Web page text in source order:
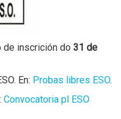
de inscrición do 31 de
En: Probas libres ESO.
Convocatoria pl ESO